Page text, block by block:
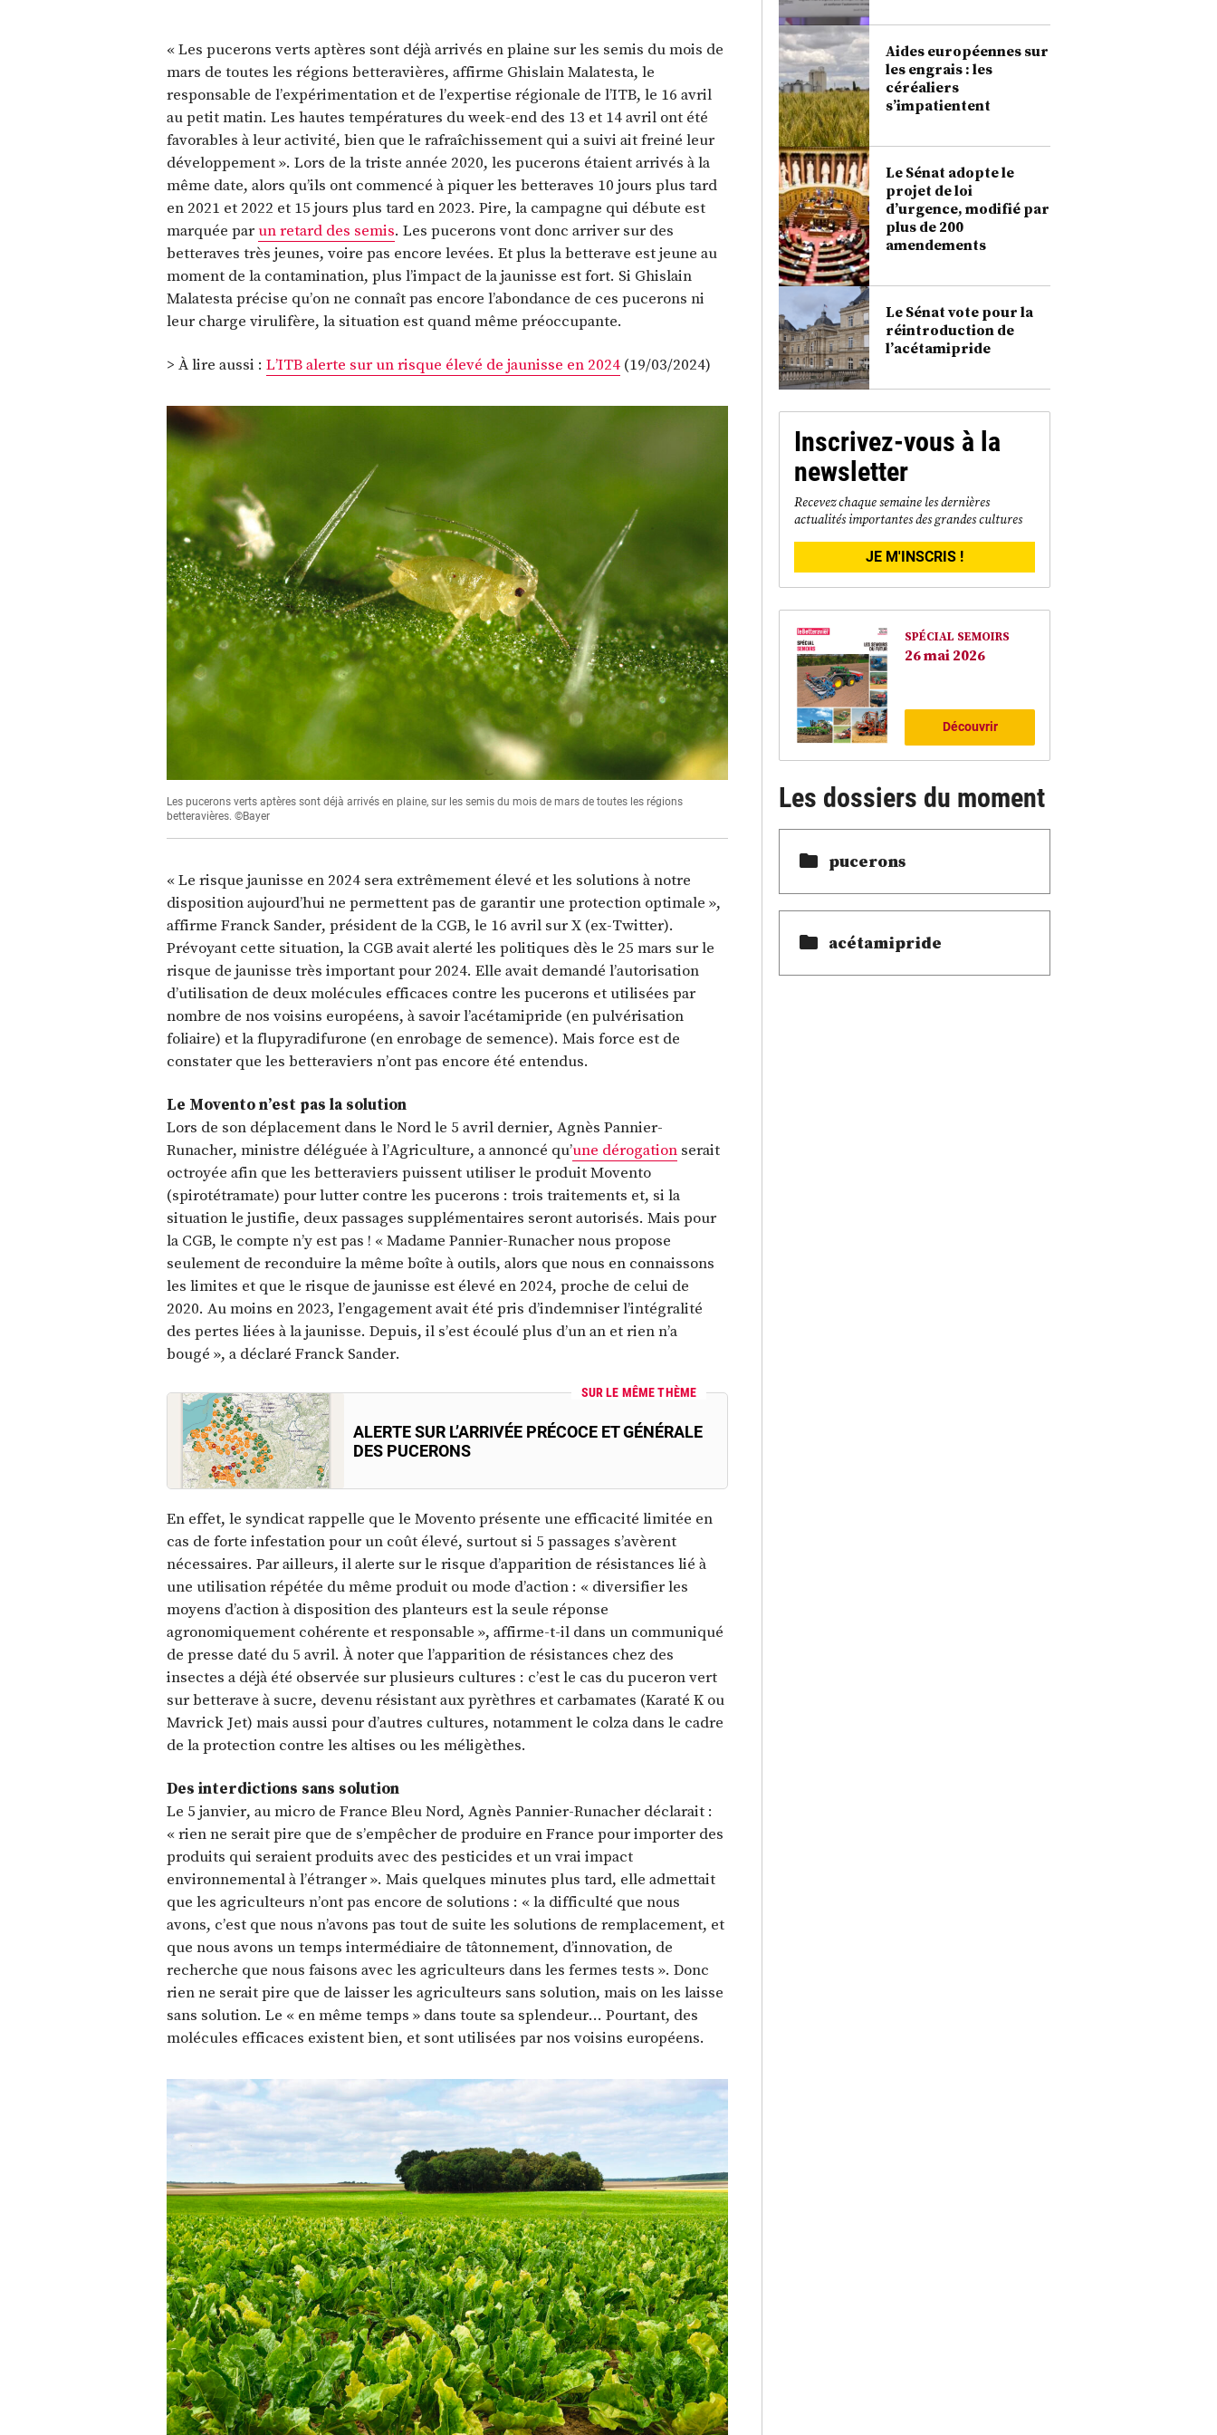
« Les pucerons verts aptères sont déjà arrivés en plaine sur les semis du mois de
mars de toutes les régions betteravières, affirme Ghislain Malatesta, le
responsable de l’expérimentation et de l’expertise régionale de l’ITB, le 16 avril
au petit matin. Les hautes températures du week-end des 13 et 14 avril ont été
favorables à leur activité, bien que le rafraîchissement qui a suivi ait freiné leur
développement ». Lors de la triste année 2020, les pucerons étaient arrivés à la
même date, alors qu’ils ont commencé à piquer les betteraves 10 jours plus tard
en 2021 et 2022 et 15 jours plus tard en 2023. Pire, la campagne qui débute est
marquée par un retard des semis. Les pucerons vont donc arriver sur des
betteraves très jeunes, voire pas encore levées. Et plus la betterave est jeune au
moment de la contamination, plus l’impact de la jaunisse est fort. Si Ghislain
Malatesta précise qu’on ne connaît pas encore l’abondance de ces pucerons ni
leur charge virulifère, la situation est quand même préoccupante.
> À lire aussi : L’ITB alerte sur un risque élevé de jaunisse en 2024 (19/03/2024)
Les pucerons verts aptères sont déjà arrivés en plaine, sur les semis du mois de mars de toutes les régions
betteravières. ©Bayer
« Le risque jaunisse en 2024 sera extrêmement élevé et les solutions à notre
disposition aujourd’hui ne permettent pas de garantir une protection optimale »,
affirme Franck Sander, président de la CGB, le 16 avril sur X (ex-Twitter).
Prévoyant cette situation, la CGB avait alerté les politiques dès le 25 mars sur le
risque de jaunisse très important pour 2024. Elle avait demandé l’autorisation
d’utilisation de deux molécules efficaces contre les pucerons et utilisées par
nombre de nos voisins européens, à savoir l’acétamipride (en pulvérisation
foliaire) et la flupyradifurone (en enrobage de semence). Mais force est de
constater que les betteraviers n’ont pas encore été entendus.
Le Movento n’est pas la solution
Lors de son déplacement dans le Nord le 5 avril dernier, Agnès Pannier-
Runacher, ministre déléguée à l’Agriculture, a annoncé qu’une dérogation serait
octroyée afin que les betteraviers puissent utiliser le produit Movento
(spirotétramate) pour lutter contre les pucerons : trois traitements et, si la
situation le justifie, deux passages supplémentaires seront autorisés. Mais pour
la CGB, le compte n’y est pas ! « Madame Pannier-Runacher nous propose
seulement de reconduire la même boîte à outils, alors que nous en connaissons
les limites et que le risque de jaunisse est élevé en 2024, proche de celui de
2020. Au moins en 2023, l’engagement avait été pris d’indemniser l’intégralité
des pertes liées à la jaunisse. Depuis, il s’est écoulé plus d’un an et rien n’a
bougé », a déclaré Franck Sander.
SUR LE MÊME THÈME
ALERTE SUR L’ARRIVÉE PRÉCOCE ET GÉNÉRALE
DES PUCERONS
En effet, le syndicat rappelle que le Movento présente une efficacité limitée en
cas de forte infestation pour un coût élevé, surtout si 5 passages s’avèrent
nécessaires. Par ailleurs, il alerte sur le risque d’apparition de résistances lié à
une utilisation répétée du même produit ou mode d’action : « diversifier les
moyens d’action à disposition des planteurs est la seule réponse
agronomiquement cohérente et responsable », affirme-t-il dans un communiqué
de presse daté du 5 avril. À noter que l’apparition de résistances chez des
insectes a déjà été observée sur plusieurs cultures : c’est le cas du puceron vert
sur betterave à sucre, devenu résistant aux pyrèthres et carbamates (Karaté K ou
Mavrick Jet) mais aussi pour d’autres cultures, notamment le colza dans le cadre
de la protection contre les altises ou les méligèthes.
Des interdictions sans solution
Le 5 janvier, au micro de France Bleu Nord, Agnès Pannier-Runacher déclarait :
« rien ne serait pire que de s’empêcher de produire en France pour importer des
produits qui seraient produits avec des pesticides et un vrai impact
environnemental à l’étranger ». Mais quelques minutes plus tard, elle admettait
que les agriculteurs n’ont pas encore de solutions : « la difficulté que nous
avons, c’est que nous n’avons pas tout de suite les solutions de remplacement, et
que nous avons un temps intermédiaire de tâtonnement, d’innovation, de
recherche que nous faisons avec les agriculteurs dans les fermes tests ». Donc
rien ne serait pire que de laisser les agriculteurs sans solution, mais on les laisse
sans solution. Le « en même temps » dans toute sa splendeur… Pourtant, des
molécules efficaces existent bien, et sont utilisées par nos voisins européens.
Aides européennes sur
les engrais : les
céréaliers
s’impatientent
Le Sénat adopte le
projet de loi
d’urgence, modifié par
plus de 200
amendements
Le Sénat vote pour la
réintroduction de
l’acétamipride
Inscrivez-vous à la
newsletter
Recevez chaque semaine les dernières
actualités importantes des grandes cultures
JE M'INSCRIS !
SPÉCIAL SEMOIRS
26 mai 2026
Découvrir
Les dossiers du moment
pucerons
acétamipride